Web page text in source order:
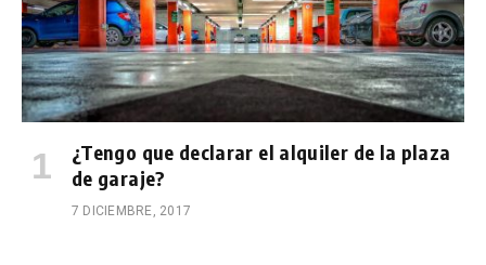
¿Tengo que declarar el alquiler de la plaza
de garaje?
7 DICIEMBRE, 2017